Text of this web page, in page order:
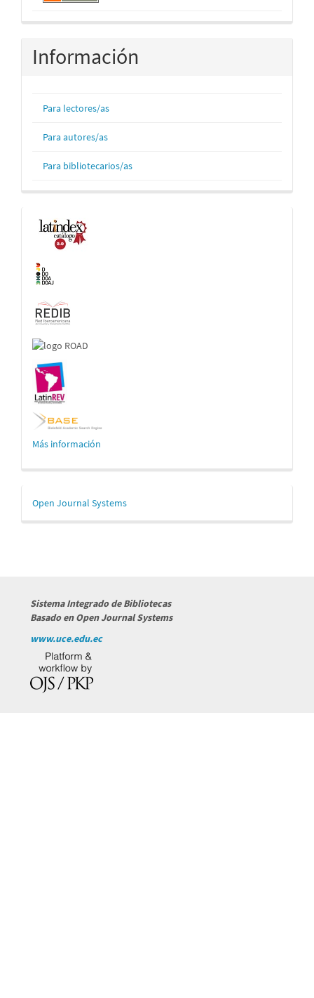
Información
Para lectores/as
Para autores/as
Para bibliotecarios/as
Indexaciones
Más información
Desarrollado
por
Open Journal Systems
Sistema Integrado de Bibliotecas
Basado en Open Journal Systems
www.uce.edu.ec